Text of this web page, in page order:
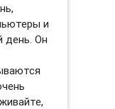
и
день. Он